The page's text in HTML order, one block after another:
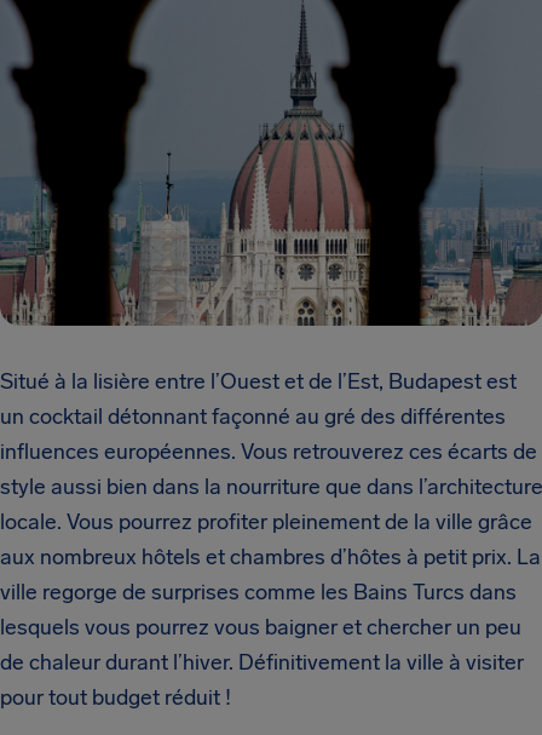
Situé à la lisière entre l’Ouest et de l’Est, Budapest est
un cocktail détonnant façonné au gré des différentes
influences européennes. Vous retrouverez ces écarts de
style aussi bien dans la nourriture que dans l’architecture
locale. Vous pourrez profiter pleinement de la ville grâce
aux nombreux hôtels et chambres d’hôtes à petit prix. La
ville regorge de surprises comme les Bains Turcs dans
lesquels vous pourrez vous baigner et chercher un peu
de chaleur durant l’hiver. Définitivement la ville à visiter
pour tout budget réduit !